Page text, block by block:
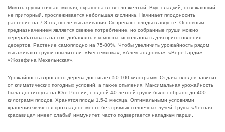
Мякоть груши сочная, мягкая, окрашена в светло-желтый. Вкус сладкий, освежающий,
не приторный, прослеживается небольшая кислинка. Начинает плодоносить
растение на 7-8 год после высаживания. Созревают плоды в августе. Основным
предназначением является свежее потребление, но собранные груши можно
перерабатывать на сок, добавлять в компоты, использовать для приготовления
десертов. Растение самоплодно на 75-80%. Чтобы увеличить урожайность рядом
высаживают груши-опылители: «Бессемянка», «Александровка», «Вере Гарди»,
«Жозефина Мехельнская».
Урожайность взрослого дерева достигает 50-100 килограмм. Отдача плодов зависит
от климатических погодных условий, а также опыления. Максимальная урожайность
была достигнута на Юге России, с одной 40 летней груши было собрано до 400
килограмм плодов. Хранятся плоды 1,5-2 месяца. Оптимальными условиями
хранения является прохладное место без прямых солнечных лучей. Груша «Лесная
красавица» имеет слабый иммунитет, часто подвергается нападкам парши.